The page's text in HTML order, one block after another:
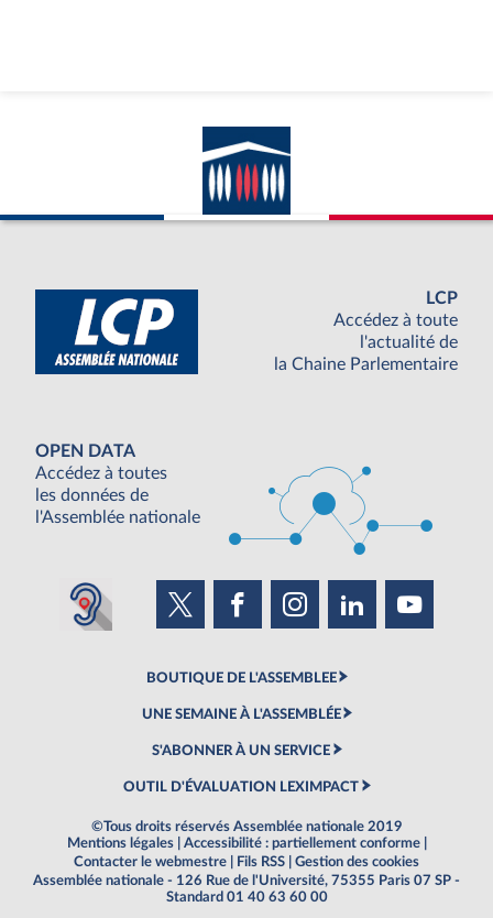
LCP
Accédez à toute
l'actualité de
la Chaine Parlementaire
OPEN DATA
Accédez à toutes
les données de
l'Assemblée nationale
BOUTIQUE DE L'ASSEMBLEE
UNE SEMAINE À L'ASSEMBLÉE
S'ABONNER À UN SERVICE
OUTIL D'ÉVALUATION LEXIMPACT
©Tous droits réservés Assemblée nationale 2019
Mentions légales
Accessibilité : partiellement conforme
Contacter le webmestre
Fils RSS
Gestion des cookies
Assemblée nationale - 126 Rue de l'Université, 75355 Paris 07 SP -
Standard 01 40 63 60 00